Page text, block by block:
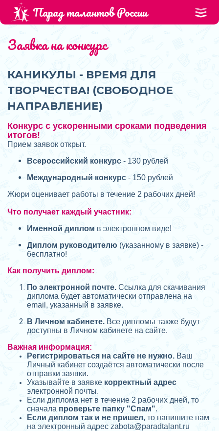
Парад талантов России
Заявка на конкурс
КАНИКУЛЫ - ВРЕМЯ ДЛЯ
ТВОРЧЕСТВА! (СВОБОДНОЕ
НАПРАВЛЕНИЕ)
Конкурс с ускоренными сроками подведения
итогов!
Прием заявок открыт.
Всероссийский конкурс - 130 рублей
Международный конкурс - 150 рублей
Жюри оценивает работы в течение 2 рабочих дней!
Что получает каждый участник:
Именной диплом в электронном виде!
Диплом руководителю (указанному в заявке) -
бесплатно!
Как получить диплом:
По электронной почте. Ссылка для скачивания
диплома будет автоматически отправлена на
email, указанный в заявке.
В Личном кабинете. Все дипломы также будут
доступны в Личном кабинете на сайте.
Важная информация:
Регистрироваться на сайте не нужно. Ваш
Личный кабинет создаётся автоматически после
отправки заявки.
Указывайте в заявке корректный адрес
электронной почты.
Если диплома нет в течение 2 рабочих дней, то
сначала проверьте папку "Спам".
Если диплом так и не пришел, то напишите нам
на электронный адрес zabota@paradtalant.ru